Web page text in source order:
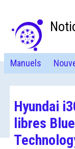
Manuels
Hyundai
libres